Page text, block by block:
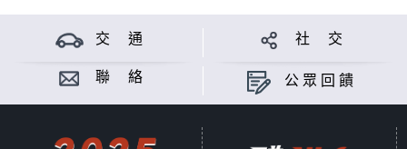
交 通 社 交
聯 絡 公眾回饋